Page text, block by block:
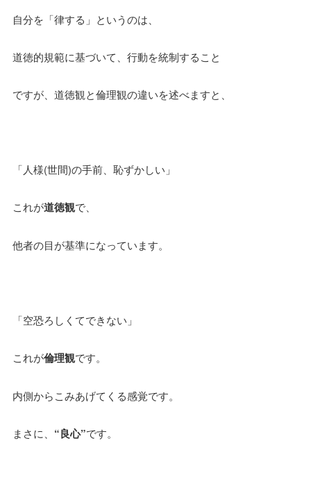
自分を「律する」というのは、
道徳的規範に基づいて、行動を統制すること
ですが、道徳観と倫理観の違いを述べますと、
「人様(世間)の手前、恥ずかしい」
これが道徳観で、
他者の目が基準になっています。
「空恐ろしくてできない」
これが倫理観です。
内側からこみあげてくる感覚です。
まさに、 “良心”です。